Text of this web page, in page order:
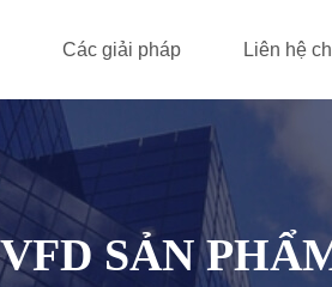
Các giải pháp Liên hệ
SẢN